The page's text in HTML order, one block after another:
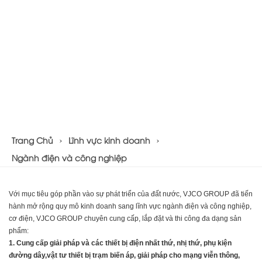
Trang Chủ
Lĩnh vực kinh doanh
Ngành điện và công nghiệp
Với mục tiêu góp phần vào sự phát triển của đất nước, VJCO GROUP đã tiến
hành mở rộng quy mô kinh doanh sang lĩnh vực ngành điện và công nghiệp,
cơ điện, VJCO GROUP chuyên cung cấp, lắp đặt và thi công đa dạng sản
phẩm:
1. Cung cấp giải pháp và các thiết bị điện nhất thứ, nhị thứ, phụ kiện
đường dây,vật tư thiết bị trạm biến áp, giải pháp cho mạng viễn thông,